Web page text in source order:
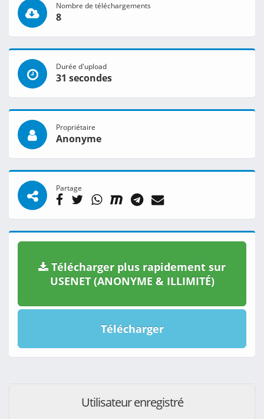
Nombre de téléchargements
8
Durée d'upload
31 secondes
Propriétaire
Anonyme
Partage
Télécharger plus rapidement sur
USENET (ANONYME & ILLIMITÉ)
Télécharger
Utilisateur enregistré